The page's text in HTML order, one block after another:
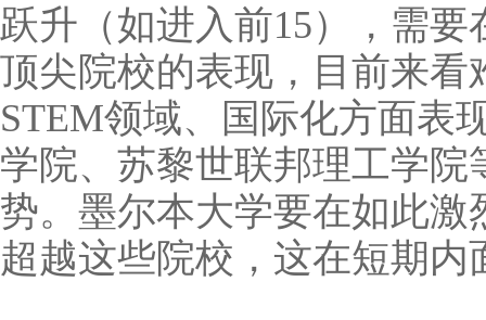
跃升（如进入前15），需
顶尖院校的表现，目前来
STEM领域、国际化方面表
学院、苏黎世联邦理工学
势。墨尔本大学要在如此
超越这些院校，这在短期内